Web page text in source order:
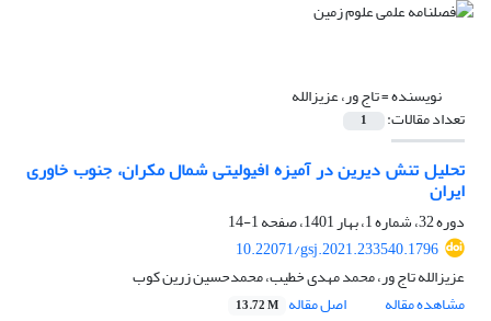
نویسنده =تاج ور، عزیزالله
تعداد مقالات: 1
تحلیل تنش دیرین در آمیزه افیولیتی شمال مکران، جنوب خاوری
ایران
دوره 32، شماره 1، بهار 1401، صفحه
1-14
10.22071/gsj.2021.233540.1796
عزیزالله تاج ور، محمد مهدی خطیب، محمدحسین زرین کوب
مشاهده مقاله
اصل مقاله 13.72 M